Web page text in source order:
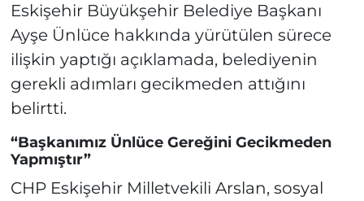
Eskişehir Büyükşehir Belediye Başkanı
Ayşe Ünlüce hakkında yürütülen sürece
ilişkin yaptığı açıklamada, belediyenin
gerekli adımları gecikmeden attığını
belirtti.
“Başkanımız Ünlüce Gereğini Gecikmeden
Yapmıştır”
CHP Eskişehir Milletvekili Arslan, sosyal